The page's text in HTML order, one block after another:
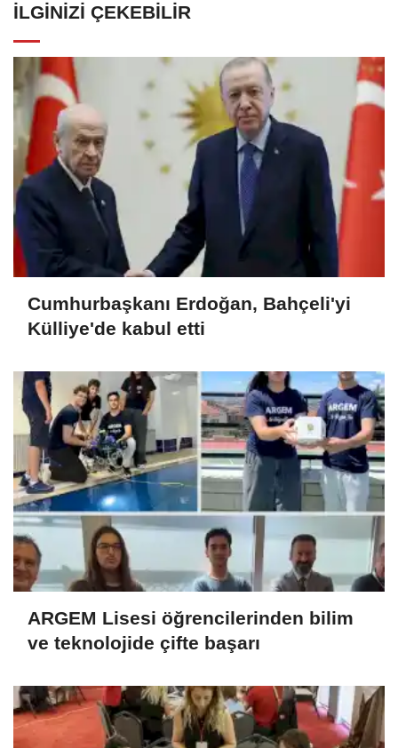
İLGINIZI ÇEKEBILIR
Cumhurbaşkanı Erdoğan, Bahçeli'yi
Külliye'de kabul etti
ARGEM Lisesi öğrencilerinden bilim
ve teknolojide çifte başarı